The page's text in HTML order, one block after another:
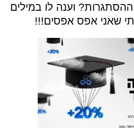
וענה לו במילים
שאני אפס אפסים!!!